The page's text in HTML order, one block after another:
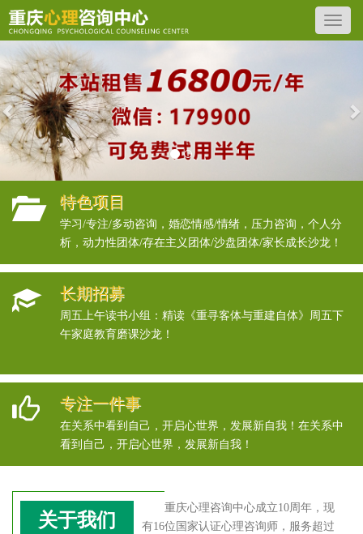
Previous
特色项目
学习/专注/多动咨询，婚恋情感/情绪，压力咨询，个人分
析，动力性团体/存在主义团体/沙盘团体/家长成长沙龙！
长期招募
周五上午读书小组：精读《重寻客体与重建自体》周五下
午家庭教育磨课沙龙！
专注一件事
在关系中看到自己，开启心世界，发展新自我！在关系中
看到自己，开启心世界，发展新自我！
关于我们
重庆心理咨询中心成立10周年，现
有16位国家认证心理咨询师，服务超过